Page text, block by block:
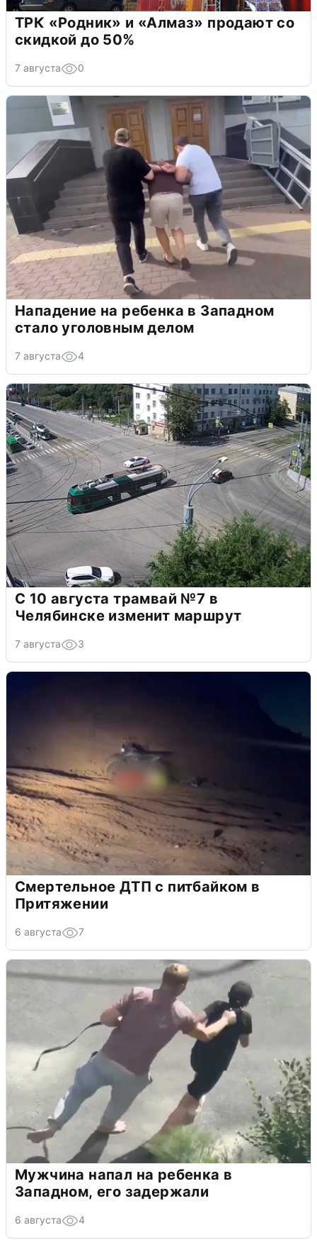
ТРК «Родник» и «Алмаз» продают со
скидкой до 50%
7 августа 0
Нападение на ребенка в Западном
стало уголовным делом
7 августа 4
С 10 августа трамвай №7 в
Челябинске изменит маршрут
7 августа 3
Смертельное ДТП с питбайком в
Притяжении
6 августа 7
Мужчина напал на ребенка в
Западном, его задержали
6 августа 4